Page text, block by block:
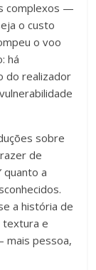
complexos —
o custo
o voo
há
do realizador
sobre
de
quanto a
a história de
textura e
mais pessoa,